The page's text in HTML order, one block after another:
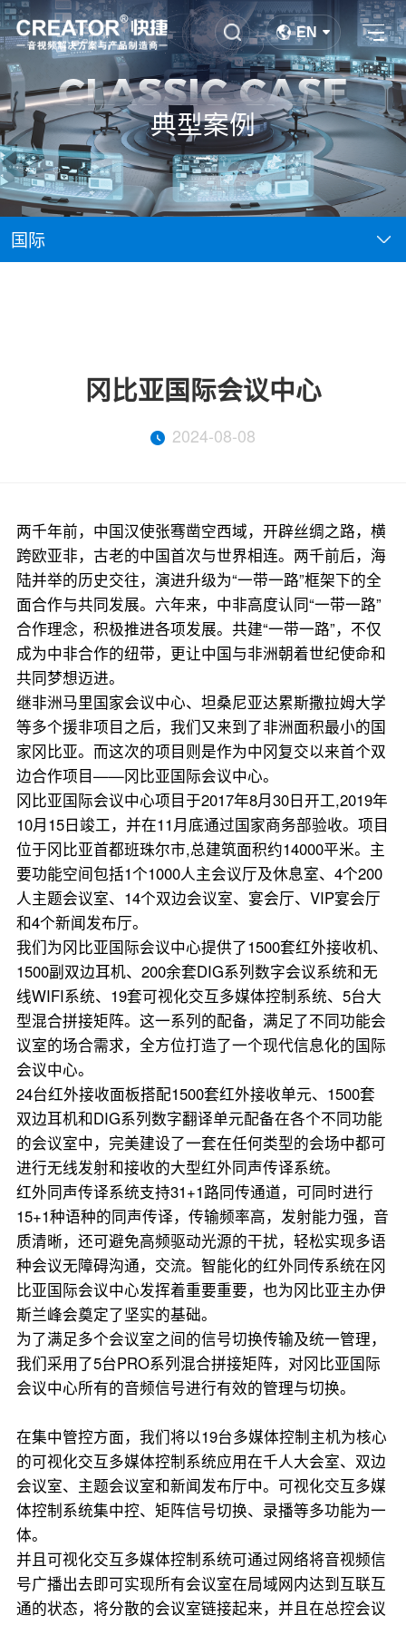
EN
CLASSIC CASE
典型案例
国际
冈比亚国际会议中心
2024-08-08
两千年前，中国汉使张骞凿空西域，开辟丝绸之路，横
跨欧亚非，古老的中国首次与世界相连。两千前后，海
陆并举的历史交往，演进升级为“一带一路”框架下的全
面合作与共同发展。六年来，中非高度认同“一带一路”
合作理念，积极推进各项发展。共建“一带一路”，不仅
成为中非合作的纽带，更让中国与非洲朝着世纪使命和
共同梦想迈进。
继非洲马里国家会议中心、坦桑尼亚达累斯撒拉姆大学
等多个援非项目之后，我们又来到了非洲面积最小的国
家冈比亚。而这次的项目则是作为中冈复交以来首个双
边合作项目——冈比亚国际会议中心。
冈比亚国际会议中心项目于2017年8月30日开工,2019年
10月15日竣工，并在11月底通过国家商务部验收。项目
位于冈比亚首都班珠尔市,总建筑面积约14000平米。主
要功能空间包括1个1000人主会议厅及休息室、4个200
人主题会议室、14个双边会议室、宴会厅、VIP宴会厅
和4个新闻发布厅。
我们为冈比亚国际会议中心提供了1500套红外接收机、
1500副双边耳机、200余套DIG系列数字会议系统和无
线WIFI系统、19套可视化交互多媒体控制系统、5台大
型混合拼接矩阵。这一系列的配备，满足了不同功能会
议室的场合需求，全方位打造了一个现代信息化的国际
会议中心。
24台红外接收面板搭配1500套红外接收单元、1500套
双边耳机和DIG系列数字翻译单元配备在各个不同功能
的会议室中，完美建设了一套在任何类型的会场中都可
进行无线发射和接收的大型红外同声传译系统。
红外同声传译系统支持31+1路同传通道，可同时进行
15+1种语种的同声传译，传输频率高，发射能力强，音
质清晰，还可避免高频驱动光源的干扰，轻松实现多语
种会议无障碍沟通，交流。智能化的红外同传系统在冈
比亚国际会议中心发挥着重要重要，也为冈比亚主办伊
斯兰峰会奠定了坚实的基础。
为了满足多个会议室之间的信号切换传输及统一管理，
我们采用了5台PRO系列混合拼接矩阵，对冈比亚国际
会议中心所有的音频信号进行有效的管理与切换。
在集中管控方面，我们将以19台多媒体控制主机为核心
的可视化交互多媒体控制系统应用在千人大会室、双边
会议室、主题会议室和新闻发布厅中。可视化交互多媒
体控制系统集中控、矩阵信号切换、录播等多功能为一
体。
并且可视化交互多媒体控制系统可通过网络将音视频信
号广播出去即可实现所有会议室在局域网内达到互联互
通的状态，将分散的会议室链接起来，并且在总控会议